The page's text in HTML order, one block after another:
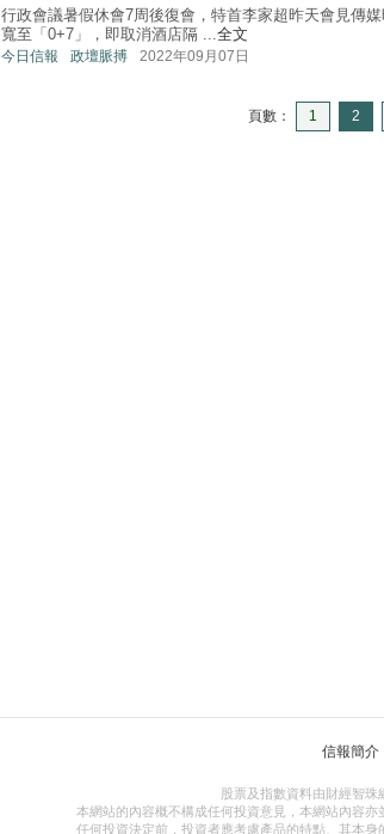
行政會議暑假休會7周後復會，特首李家超昨天會見傳
寬至「0+7」，即取消酒店隔 ...全文
今日信報 政壇脈搏 2022年09月07日
頁數： 1 2
信報簡介
股票及指數資料由財經智珠
本網站的內容概不構成任何投資意見，本網站內容
任何投資決定前，投資者應考慮產品的特點、其本